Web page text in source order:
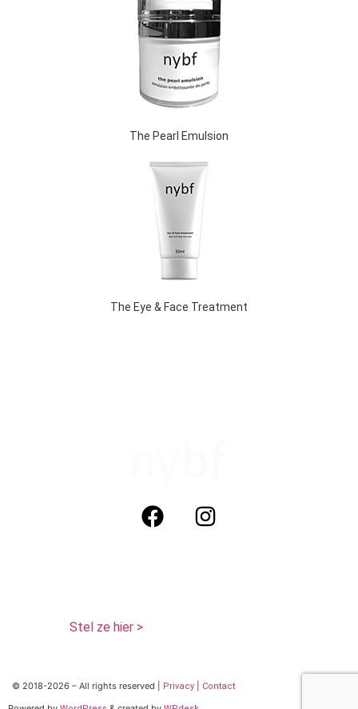
The Pearl Emulsion
The Eye & Face Treatment
Stel ze hier >
© 2018-2026 – All rights reserved | Privacy Contact